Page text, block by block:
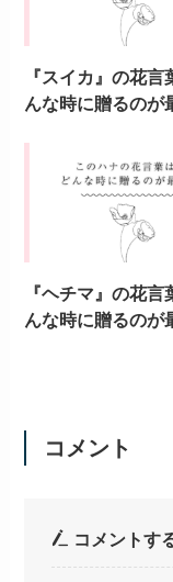
『スイカ』の花言
んな時に贈るのが
『ヘチマ』の花言
んな時に贈るのが
コメント
コメントす